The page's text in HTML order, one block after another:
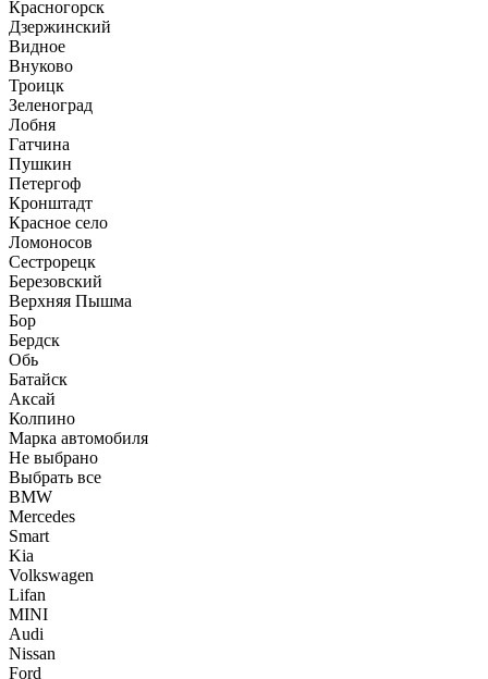
Красногорск
Дзержинский
Видное
Внуково
Троицк
Зеленоград
Лобня
Гатчина
Пушкин
Петергоф
Кронштадт
Красное село
Ломоносов
Сестрорецк
Березовский
Верхняя Пышма
Бор
Бердск
Обь
Батайск
Аксай
Колпино
Марка автомобиля
Не выбрано
Выбрать все
BMW
Mercedes
Smart
Kia
Volkswagen
Lifan
MINI
Audi
Nissan
Ford